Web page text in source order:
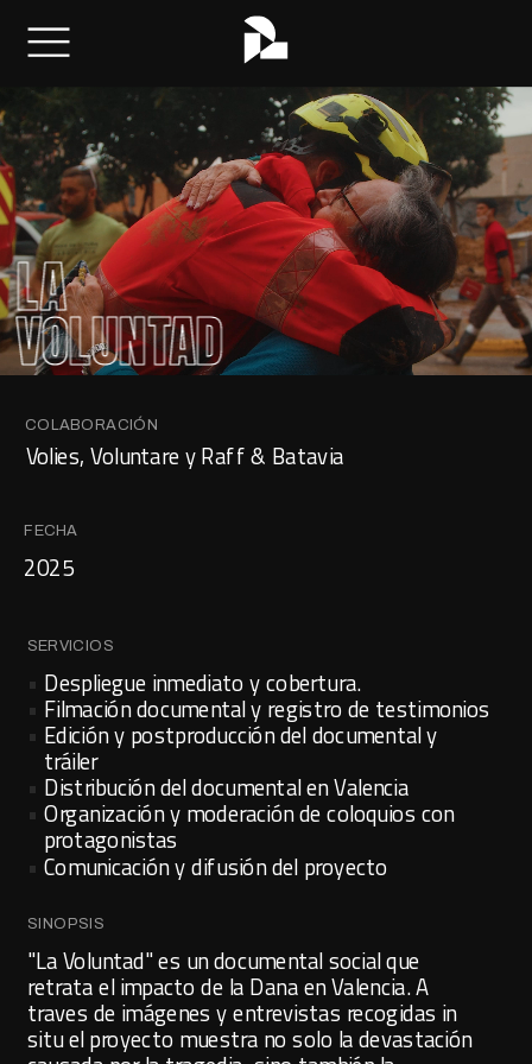
LA
VOLUNTAD
COLABORACIÓN
Volies, Voluntare y Raff & Batavia
FECHA
2025
SERVICIOS
Despliegue inmediato y cobertura.
Filmación documental y registro de testimonios
Edición y postproducción del documental y
tráiler
Distribución del documental en Valencia
Organización y moderación de coloquios con
protagonistas
Comunicación y difusión del proyecto
SINOPSIS
"La Voluntad" es un documental social que
retrata el impacto de la Dana en Valencia. A
traves de imágenes y entrevistas recogidas in
situ el proyecto muestra no solo la devastación